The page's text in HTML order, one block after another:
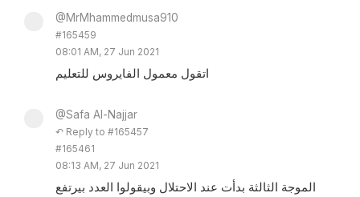
@MrMhammedmusa910
#165459
08:01 AM, 27 Jun 2021
اتقول معمول الفايروس للتعليم
@Safa Al-Najjar
↶ Reply to #165457
#165461
08:13 AM, 27 Jun 2021
الموجة الثالثة بدأت عند الاحتلال وبيقولوا العدد بيرتفع